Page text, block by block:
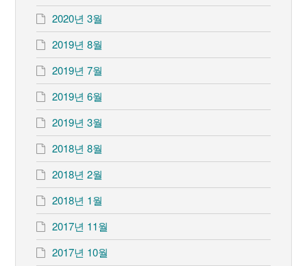
2020년 3월
2019년 8월
2019년 7월
2019년 6월
2019년 3월
2018년 8월
2018년 2월
2018년 1월
2017년 11월
2017년 10월